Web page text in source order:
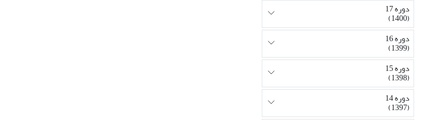
دوره 17
(1400)
دوره 16
(1399)
دوره 15
(1398)
دوره 14
(1397)